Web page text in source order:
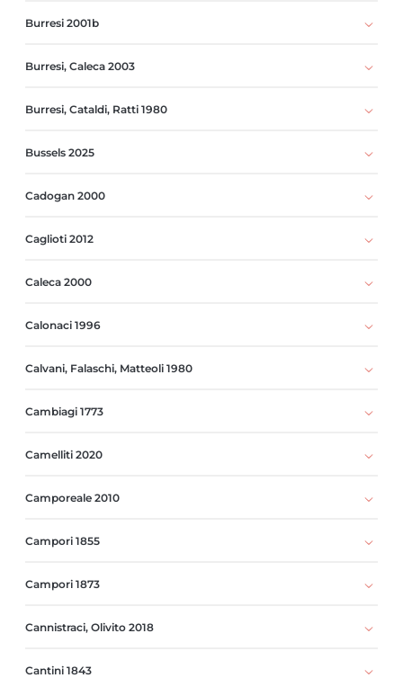
Burresi 2001b
Burresi, Caleca 2003
Burresi, Cataldi, Ratti 1980
Bussels 2025
Cadogan 2000
Caglioti 2012
Caleca 2000
Calonaci 1996
Calvani, Falaschi, Matteoli 1980
Cambiagi 1773
Camelliti 2020
Camporeale 2010
Campori 1855
Campori 1873
Cannistraci, Olivito 2018
Cantini 1843